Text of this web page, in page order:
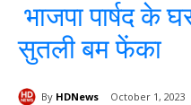
भाजपा पार्षद के
सुतली बम फेंका
By HDNews October 1, 2023